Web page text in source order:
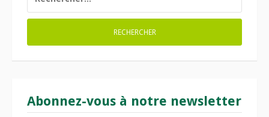
Abonnez-vous à notre newsletter